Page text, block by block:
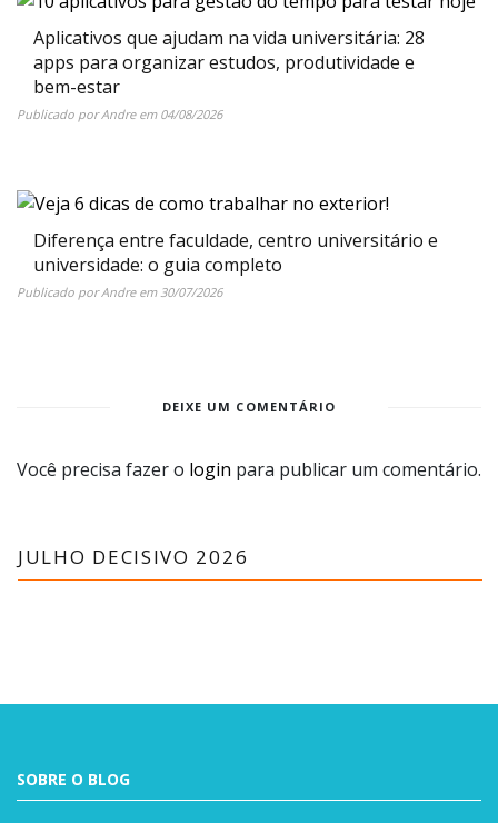
Aplicativos que ajudam na vida universitária: 28
apps para organizar estudos, produtividade e
bem-estar
Publicado porAndreem 04/08/2026
Diferença entre faculdade, centro universitário e
universidade: o guia completo
Publicado porAndreem30/07/2026
DEIXE UM COMENTÁRIO
Você precisa fazer o login para publicar um comentário.
JULHO DECISIVO 2026
SOBRE O BLOG